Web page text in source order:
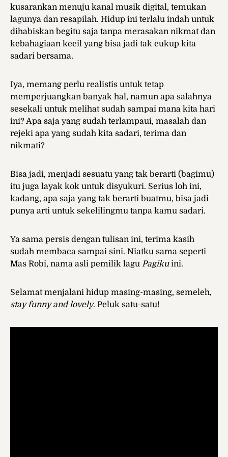
kusarankan menuju kanal musik digital, temukan
lagunya dan resapilah. Hidup ini terlalu indah untuk
dihabiskan begitu saja tanpa merasakan nikmat dan
kebahagiaan kecil yang bisa jadi tak cukup kita
sadari bersama.
Iya, memang perlu realistis untuk tetap
memperjuangkan banyak hal, namun apa salahnya
sesekali untuk melihat sudah sampai mana kita hari
ini? Apa saja yang sudah terlampaui, masalah dan
rejeki apa yang sudah kita sadari, terima dan
nikmati?
Bisa jadi, menjadi sesuatu yang tak berarti (bagimu)
itu juga layak kok untuk disyukuri. Serius loh ini,
kadang, apa saja yang tak berarti buatmu, bisa jadi
punya arti untuk sekelilingmu tanpa kamu sadari.
Ya sama persis dengan tulisan ini, terima kasih
sudah membaca sampai sini. Niatku sama seperti
Mas Robi, nama asli pemilik lagu Pagikuini.
Selamat menjalani hidup masing-masing, semeleh,
stay funny and lovely. Peluk satu-satu!